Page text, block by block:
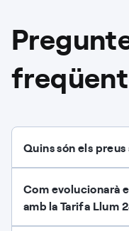
Quins són els
Com evolucionarà
amb la Tarifa Llum